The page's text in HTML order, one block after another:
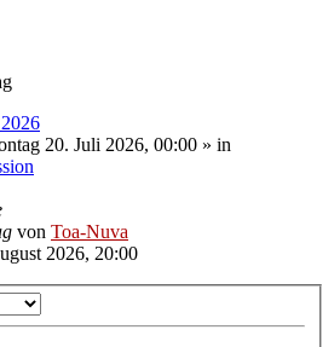
20. Juli 2026, 00:00 » in
von Toa-Nuva
2026, 20:00